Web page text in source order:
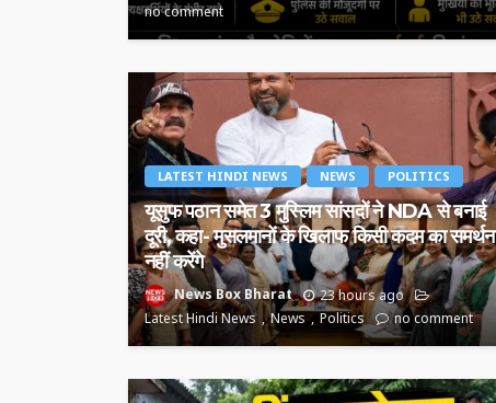
no comment
LATEST HINDI NEWS NEWS POLITICS
यूसुफ पठान समेत 3 मुस्लिम सांसदों ने NDA से बनाई
दूरी, कहा- मुसलमानों के खिलाफ किसी कदम का समर्थन
नहीं करेंगे
News Box Bharat
23 hours ago
Latest Hindi News
News Politics no comment